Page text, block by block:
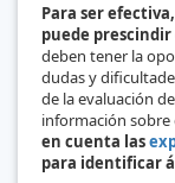
Para ser
puede prescindir
deben tener la
dudas y
de la evaluación
información
en cuenta las
para identificar